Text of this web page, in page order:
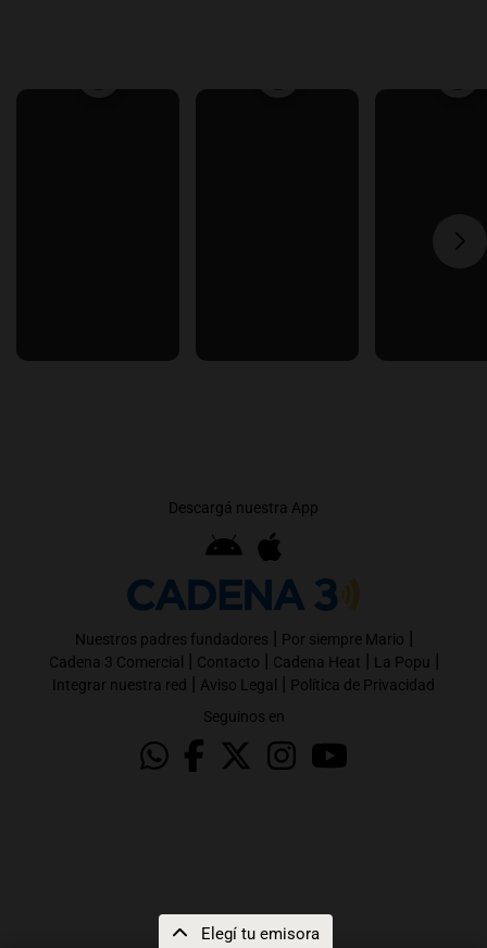
Elegí tu emisora
Descargá nuestra App
Nuestros padres fundadores | Por siempre Mario |
Cadena 3 Comercial | Contacto | Cadena Heat | La Popu |
Integrar nuestra red | Aviso Legal | Política de Privacidad
Seguinos en